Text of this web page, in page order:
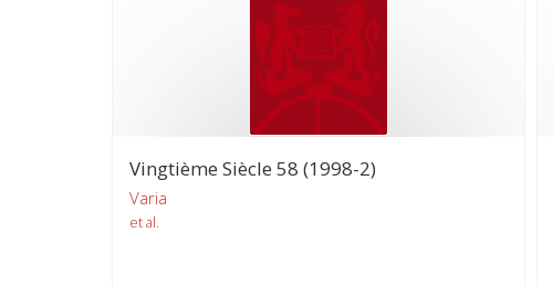
Vingtième Siècle 58 (1998-2)
Varia
et al.